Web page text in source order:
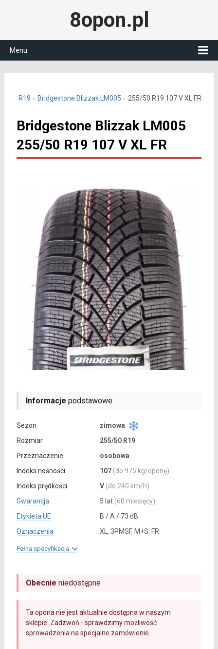
8opon.pl
Menu
50 R19 Bridgestone Blizzak LM005 255/50 R19 107 V XL FR
Bridgestone Blizzak LM005
255/50 R19 107 V XL FR
Informacje podstawowe
Sezon
zimowa
Rozmiar
255/50 R19
Przeznaczenie
osobowa
Indeks nośności
107 (do 975 kg/oponę)
Indeks prędkości
V (do 240 km/h)
Gwarancja
5 lat (60 miesięcy)
Etykieta UE
B / A / 73 dB
Oznaczenia
XL, 3PMSF, M+S, FR
Pełna specyfikacja
Obecnie niedostępne
Ta opona nie jest aktualnie dostępna w naszym
sklepie. Zadzwoń - sprawdzimy możliwość
sprowadzenia na specjalne zamówienie.